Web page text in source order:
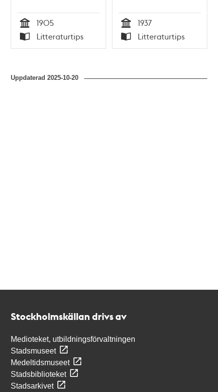
Tid
1905
Typ
Litteraturtips Tid
1937
Typ
Litteraturtips
Uppdaterad2025-10-20
Stockholmskällan drivs av
Medioteket, utbildningsförvaltningen
Stadsmuseet
Medeltidsmuseet
Stadsbiblioteket
Stadsarkivet